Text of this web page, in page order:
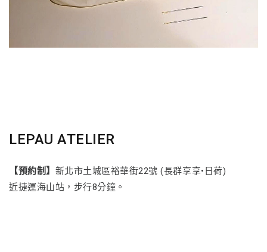
LEPAU ATELIER
【預約制】 新北市土城區裕華街22號 (長群享享•日荷)
近捷運海山站，步行8分鐘。